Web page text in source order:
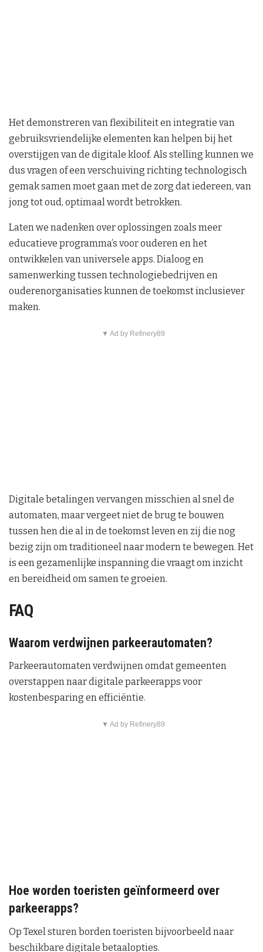
Het demonstreren van flexibiliteit en integratie van
gebruiksvriendelijke elementen kan helpen bij het
overstijgen van de digitale kloof. Als stelling kunnen we
dus vragen of een verschuiving richting technologisch
gemak samen moet gaan met de zorg dat iedereen, van
jong tot oud, optimaal wordt betrokken.
Laten we nadenken over oplossingen zoals meer
educatieve programma’s voor ouderen en het
ontwikkelen van universele apps. Dialoog en
samenwerking tussen technologiebedrijven en
ouderenorganisaties kunnen de toekomst inclusiever
maken.
▼ Ad by Refinery89
Digitale betalingen vervangen misschien al snel de
automaten, maar vergeet niet de brug te bouwen
tussen hen die al in de toekomst leven en zij die nog
bezig zijn om traditioneel naar modern te bewegen. Het
is een gezamenlijke inspanning die vraagt om inzicht
en bereidheid om samen te groeien.
FAQ
Waarom verdwijnen parkeerautomaten?
Parkeerautomaten verdwijnen omdat gemeenten
overstappen naar digitale parkeerapps voor
kostenbesparing en efficiëntie.
▼ Ad by Refinery89
Hoe worden toeristen geïnformeerd over
parkeerapps?
Op Texel sturen borden toeristen bijvoorbeeld naar
beschikbare digitale betaalopties.